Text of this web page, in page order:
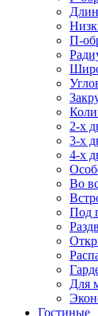
П-
2-х
3-х
4-х
Во
Под
Для
Гостиные